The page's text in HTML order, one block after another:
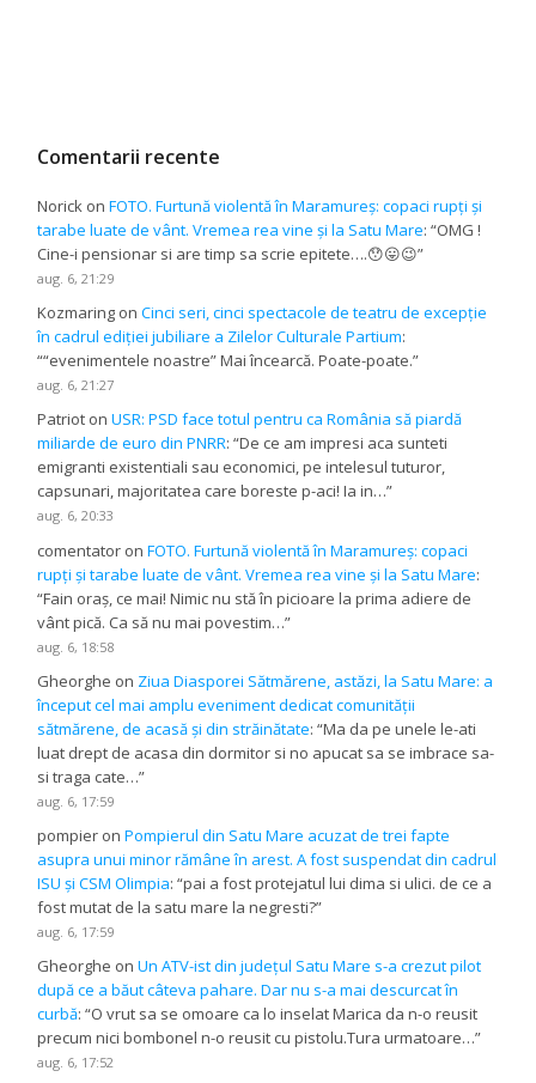
Comentarii recente
Norick onFOTO. Furtună violentă în Maramureș: copaci rupți și
tarabe luate de vânt. Vremea rea vine și la Satu Mare: “OMG !
Cine-i pensionar si are timp sa scrie epitete….😯😛😉”
aug. 6, 21:29
Kozmaring onCinci seri, cinci spectacole de teatru de excepție
în cadrul ediției jubiliare a Zilelor Culturale Partium:
““evenimentele noastre” Mai încearcă. Poate-poate.”
aug. 6, 21:27
Patriot onUSR: PSD face totul pentru ca România să piardă
miliarde de euro din PNRR: “De ce am impresi aca sunteti
emigranti existentiali sau economici, pe intelesul tuturor,
capsunari, majoritatea care boreste p-aci! Ia in…”
aug. 6, 20:33
comentator onFOTO. Furtună violentă în Maramureș: copaci
rupți și tarabe luate de vânt. Vremea rea vine și la Satu Mare:
“Fain oraș, ce mai! Nimic nu stă în picioare la prima adiere de
vânt pică. Ca să nu mai povestim…”
aug. 6, 18:58
Gheorghe on Ziua Diasporei Sătmărene, astăzi, la Satu Mare: a
început cel mai amplu eveniment dedicat comunității
sătmărene, de acasă și din străinătate: “Ma da pe unele le-ati
luat drept de acasa din dormitor si no apucat sa se imbrace sa-
si traga cate…”
aug. 6, 17:59
pompier onPompierul din Satu Mare acuzat de trei fapte
asupra unui minor rămâne în arest. A fost suspendat din cadrul
ISU și CSM Olimpia: “pai a fost protejatul lui dima si ulici. de ce a
fost mutat de la satu mare la negresti?”
aug. 6, 17:59
Gheorghe onUn ATV-ist din județul Satu Mare s-a crezut pilot
după ce a băut câteva pahare. Dar nu s-a mai descurcat în
curbă: “O vrut sa se omoare ca lo inselat Marica da n-o reusit
precum nici bombonel n-o reusit cu pistolu.Tura urmatoare…”
aug. 6, 17:52